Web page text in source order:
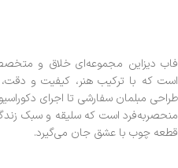
فاب دیزاین مجموعه‌ای خلاق و
است که با ترکیب هنر، کیفیت و
طراحی مبلمان سفارشی تا اجرای
منحصربه‌فرد است که سلیقه و سبک
قطعه چوب با عشق جان می‌گیرد.